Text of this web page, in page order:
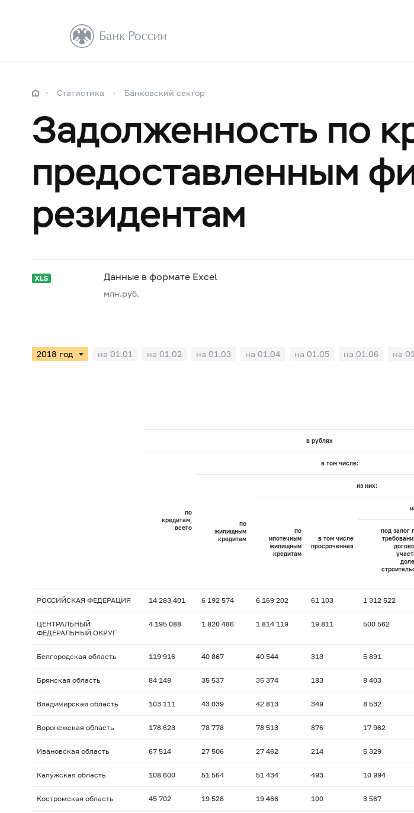
Статистика Банковский сектор
Задолженность по
предоставленным
резидентам
Данные в формате Excel
млн.руб.
на 01.01 на 01.02 на 01.03 на 01.04 на 01.05 на 01.06 на
в рублях
по
кредитам,
всего
в том числе:
по
жилищным
кредитам
из них:
по
ипотечным
жилищным
кредитам
в том числе
просроченная
под залог
РОССИЙСКАЯ ФЕДЕРАЦИЯ 14 283 401 6 192 574 6 169 202 61 103 1 312 522
ЦЕНТРАЛЬНЫЙ
ФЕДЕРАЛЬНЫЙ ОКРУГ
4 195 088 1 820 486 1 814 119 19 811 500 562
Белгородская область 119 916 40 867 40 544 313 5 891
Брянская область 84 148 35 537 35 374 183 8 403
Владимирская область 103 111 43 039 42 813 349 8 532
Воронежская область 178 623 78 778 78 513 876 17 962
Ивановская область 67 514 27 506 27 462 214 5 329
Калужская область 108 600 51 564 51 434 493 10 994
Костромская область 45 702 19 528 19 466 100 3 567